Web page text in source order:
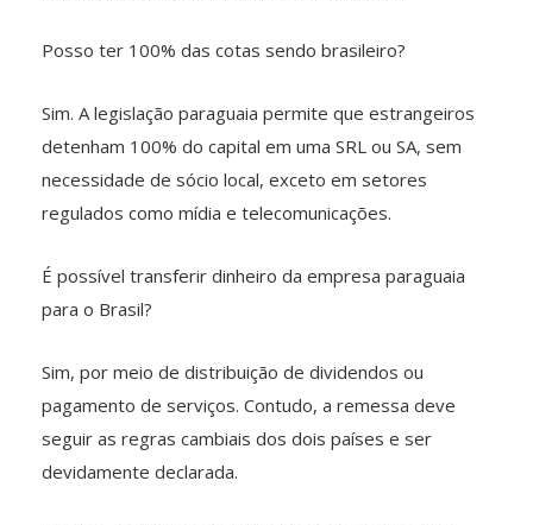
Posso ter 100% das cotas sendo brasileiro?
Sim. A legislação paraguaia permite que estrangeiros
detenham 100% do capital em uma SRL ou SA, sem
necessidade de sócio local, exceto em setores
regulados como mídia e telecomunicações.
É possível transferir dinheiro da empresa paraguaia
para o Brasil?
Sim, por meio de distribuição de dividendos ou
pagamento de serviços. Contudo, a remessa deve
seguir as regras cambiais dos dois países e ser
devidamente declarada.